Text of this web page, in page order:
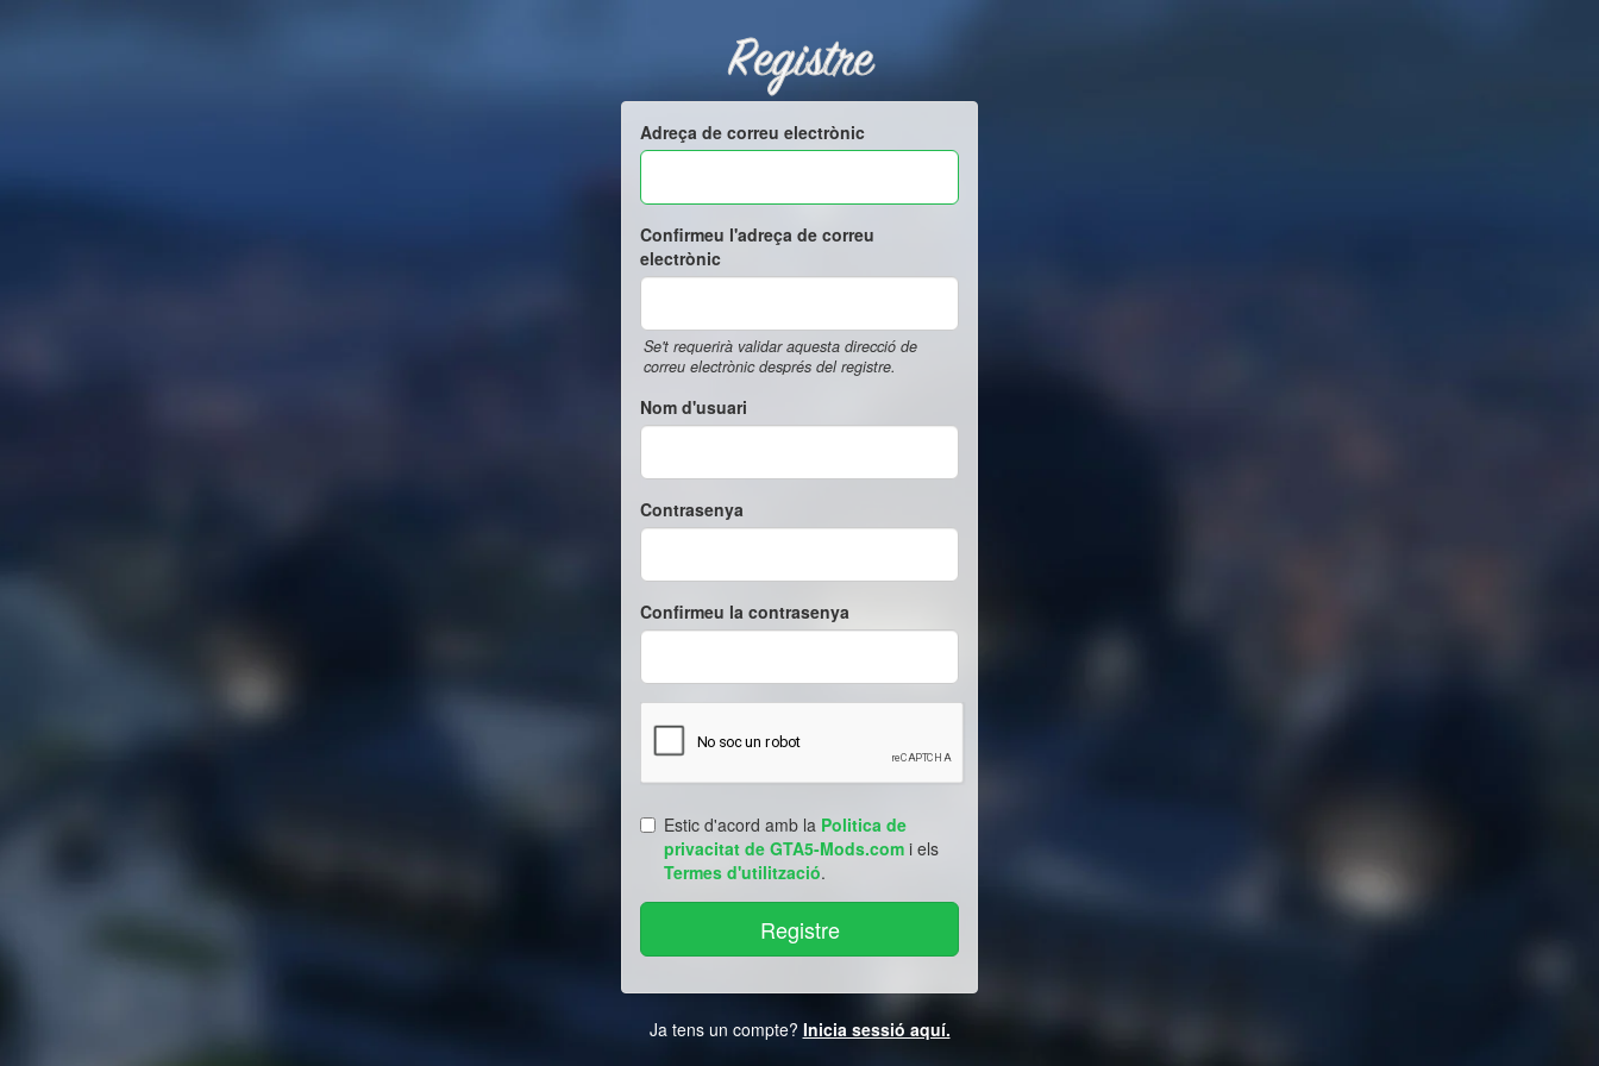
Registre
Adreça de correu electrònic
Confirmeu l'adreça de correu
electrònic
Se't requerirà validar aquesta direcció de
correu electrònic després del registre.
Nom d'usuari
Contrasenya
Confirmeu la contrasenya
Estic d'acord amb la Politica de
privacitat de GTA5-Mods.com i els
Termes d'utilització.
Ja tens un compte? Inicia sessió aquí.